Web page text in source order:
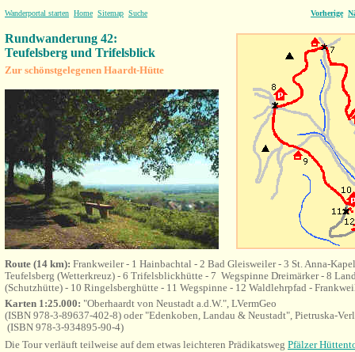
Wanderportal starten Home Sitemap Suche Vorherige
Rundwanderung 42:
Teufelsberg und Trifelsblick
Zur schönstgelegenen Haardt-Hütte
Route (14 km): Frankweiler - 1 Hainbachtal - 2 Bad Gleisweiler - 3 St. Anna-
Teufelsberg (Wetterkreuz) - 6 Trifelsblickhütte - 7 Wegspinne Dreimärker - 8
(Schutzhütte) - 10 Ringelsberghütte - 11 Wegspinne - 12 Waldlehrpfad -
Karten 1:25.000: "Oberhaardt von Neustadt a.d.W.", LVermGeo
(ISBN 978-3-89637-402-8) oder "Edenkoben, Landau & Neustadt", Pietruska-
(ISBN 978-3-934895-90-4)
Die Tour verläuft teilweise auf dem etwas leichteren Prädikatsweg Pfälzer